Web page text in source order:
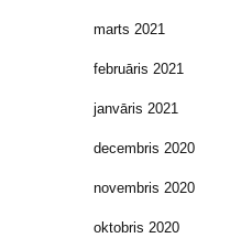
marts 2021
februāris 2021
janvāris 2021
decembris 2020
novembris 2020
oktobris 2020